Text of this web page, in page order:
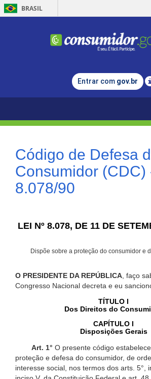
BRASIL
Entrar com gov.br
Código de Defesa
Consumidor (CDC)
8.078/90
LEI Nº 8.078, DE 11 DE
Dispõe sobre a proteção do consumidor e
O PRESIDENTE DA REPÚBLICA , faço
Congresso Nacional decreta e eu
TÍTULO I
Dos Direitos do
CAPÍTULO I
Disposições Gerais
Art. 1° O presente código
proteção e defesa do consumidor, de
interesse social, nos termos dos arts. 5°,